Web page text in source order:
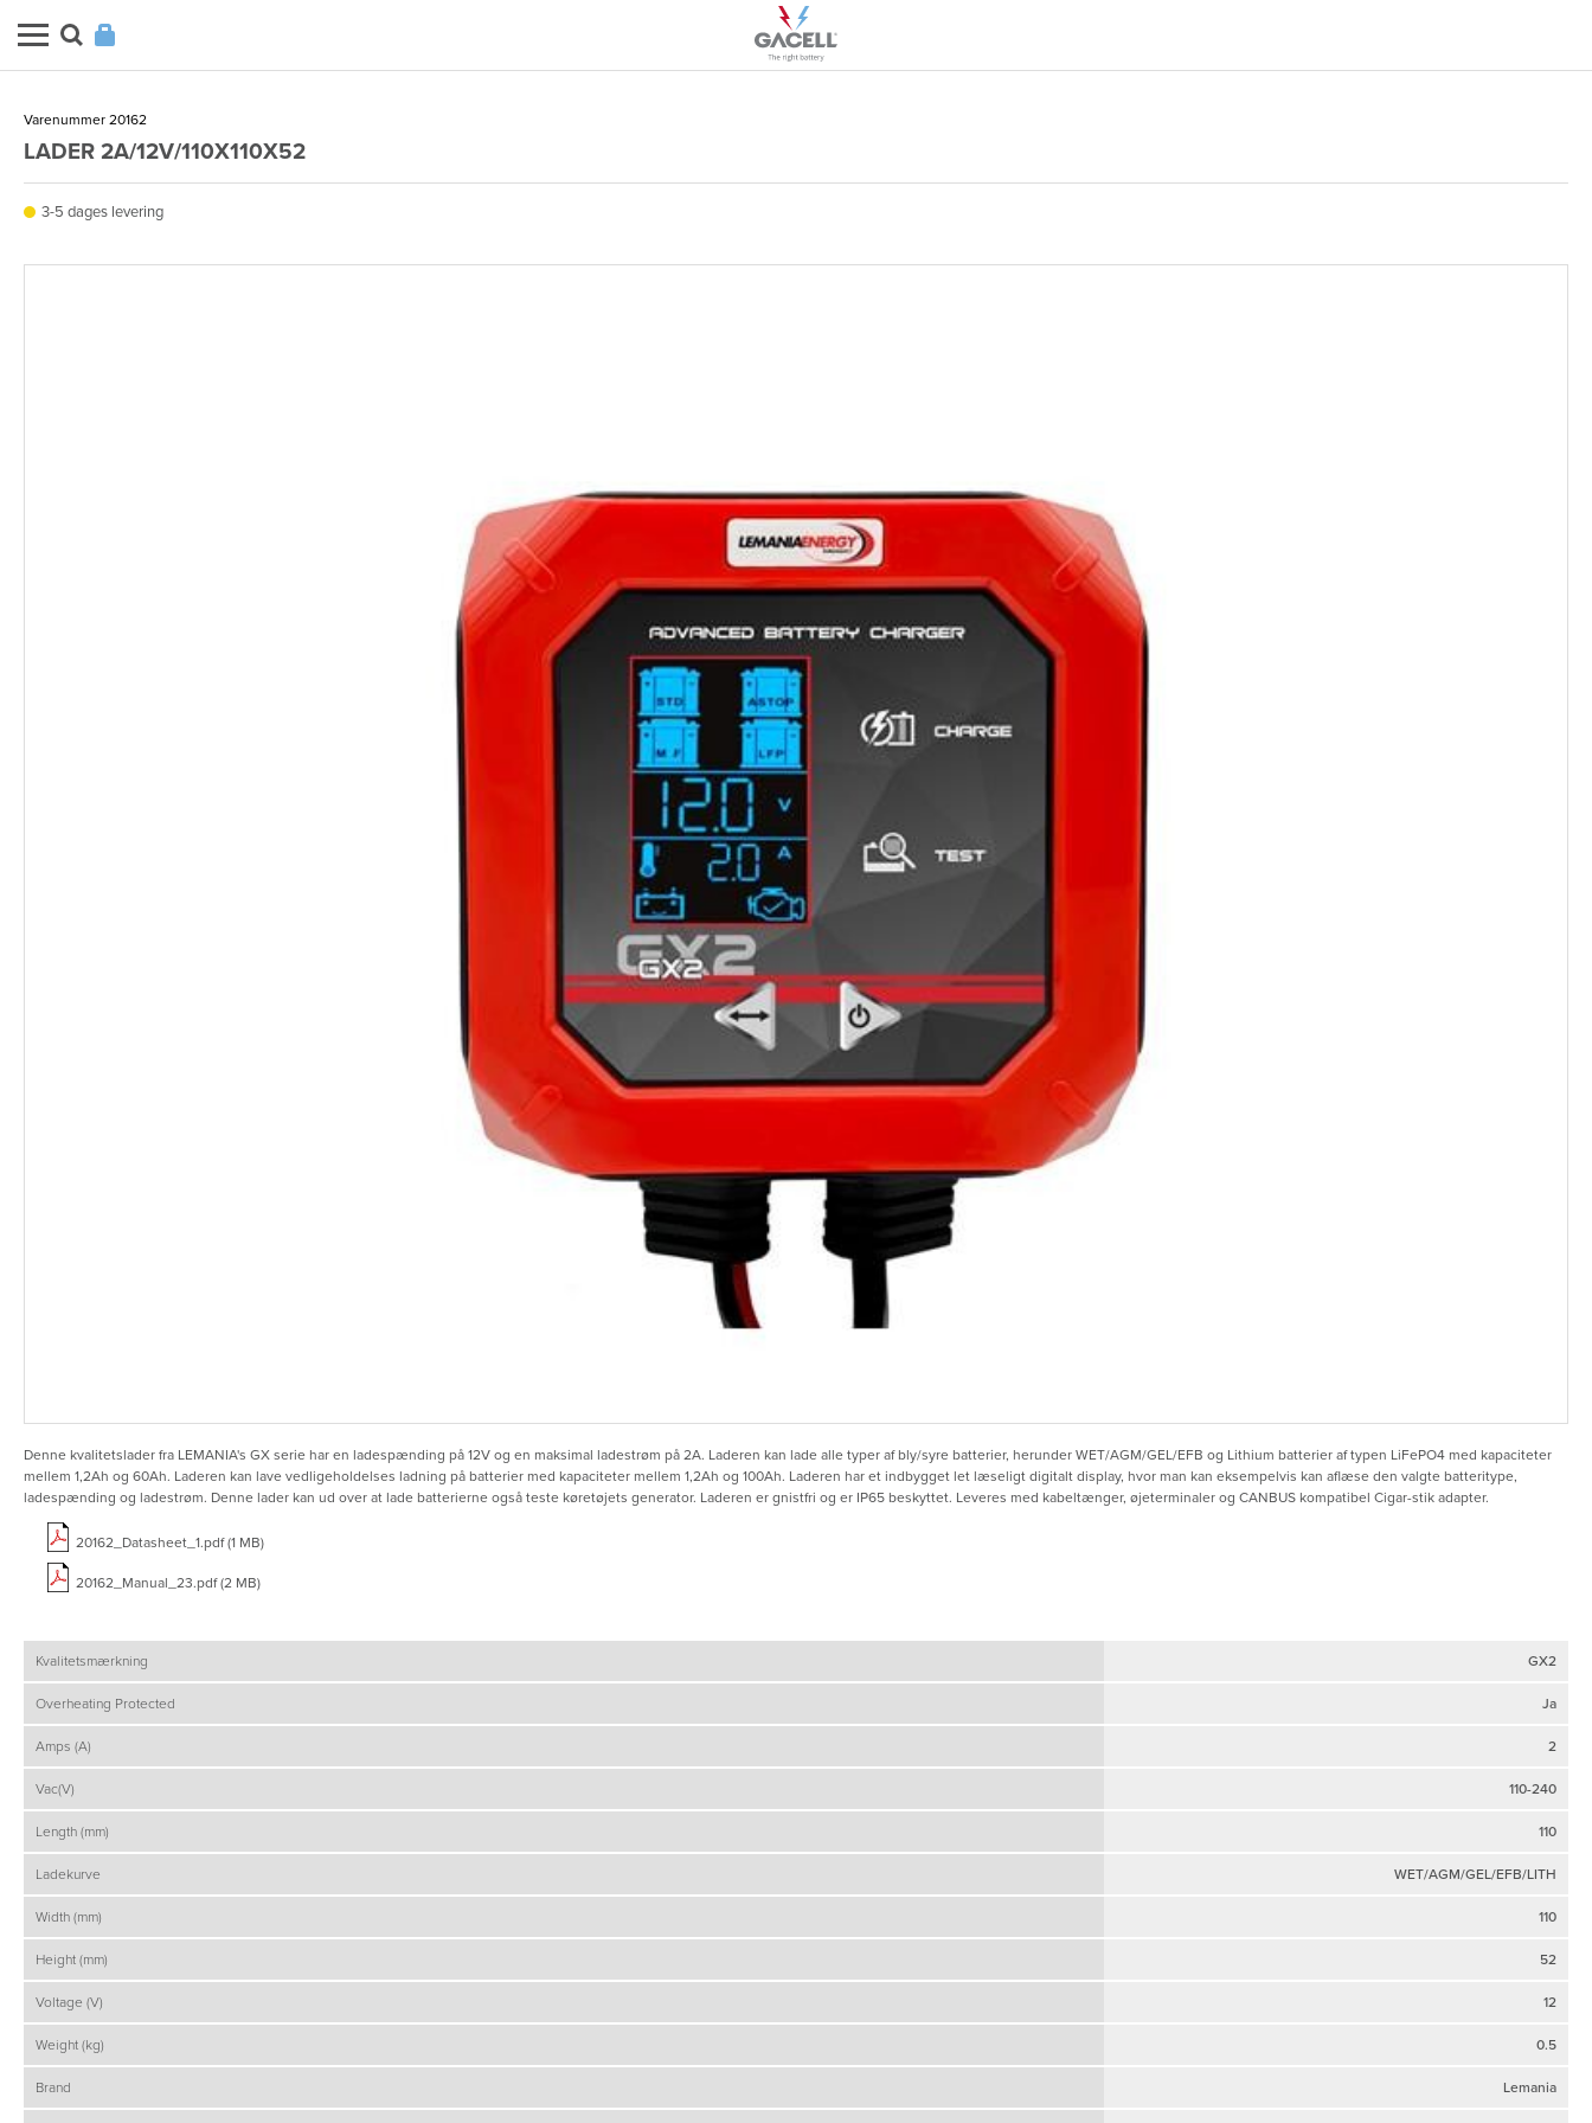
Varenummer 20162
LADER 2A/12V/110X110X52
3-5 dages levering
Denne kvalitetslader fra LEMANIA's GX serie har en ladespænding på 12V og en maksimal ladestrøm på 2A. Laderen kan lade alle typer af bly/syre batterier, herunder WET/AGM/GEL/EFB og Lithium batterier af typen LiFePO4 med kapaciteter
mellem 1,2Ah og 60Ah. Laderen kan lave vedligeholdelses ladning på batterier med kapaciteter mellem 1,2Ah og 100Ah. Laderen har et indbygget let læseligt digitalt display, hvor man kan eksempelvis kan aflæse den valgte batteritype,
ladespænding og ladestrøm. Denne lader kan ud over at lade batterierne også teste køretøjets generator. Laderen er gnistfri og er IP65 beskyttet. Leveres med kabeltænger, øjeterminaler og CANBUS kompatibel Cigar-stik adapter.
20162_Datasheet_1.pdf (1 MB)
20162_Manual_23.pdf (2 MB)
Kvalitetsmærkning GX2
Overheating Protected Ja
Amps (A) 2
Vac(V) 110-240
Length (mm) 110
Ladekurve WET/AGM/GEL/EFB/LITH
Width (mm) 110
Height (mm) 52
Voltage (V) 12
Weight (kg) 0.5
Brand Lemania